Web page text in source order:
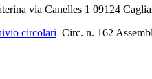
via Canelles 1 09124
circolari Circ. n. 162